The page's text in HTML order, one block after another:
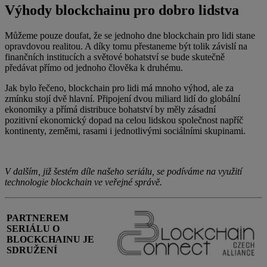
Výhody blockchainu pro dobro lidstva
Můžeme pouze doufat, že se jednoho dne blockchain pro lidi stane
opravdovou realitou. A díky tomu přestaneme být tolik závislí na
finančních institucích a světové bohatství se bude skutečně
předávat přímo od jednoho člověka k druhému.
Jak bylo řečeno, blockchain pro lidi má mnoho výhod, ale za
zmínku stojí dvě hlavní. Připojení dvou miliard lidí do globální
ekonomiky a přímá distribuce bohatství by měly zásadní
pozitivní ekonomický dopad na celou lidskou společnost napříč
kontinenty, zeměmi, rasami i jednotlivými sociálními skupinami.
V dalším, již šestém díle našeho seriálu, se podíváme na využití
technologie blockchain ve veřejné správě.
PARTNEREM
SERIÁLU O
BLOCKCHAINU JE
SDRUŽENÍ